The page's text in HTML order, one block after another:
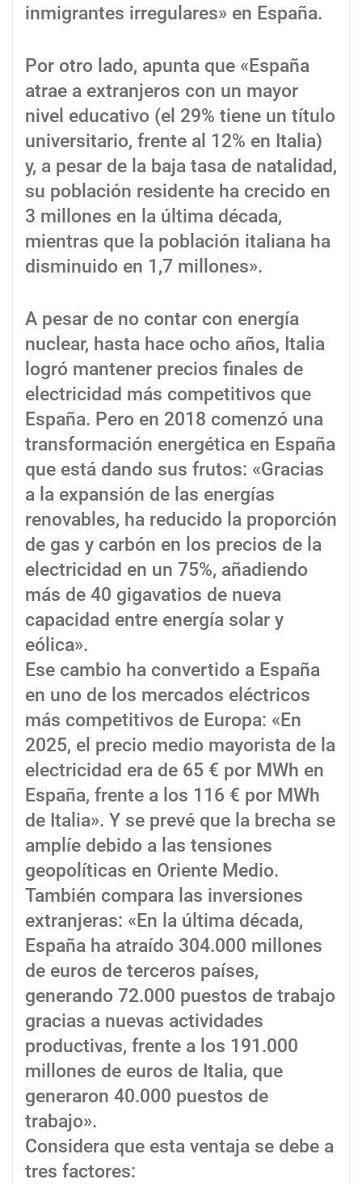
inmigrantes irregulares» en España.
Por otro lado, apunta que «España
atrae a extranjeros con un mayor
nivel educativo (el 29% tiene un título
universitario, frente al 12% en Italia)
y, a pesar de la baja tasa de natalidad,
su población residente ha crecido en
3 millones en la última década,
mientras que la población italiana ha
disminuido en 1,7 millones».
A pesar de no contar con energía
nuclear, hasta hace ocho años, Italia
logró mantener precios finales de
electricidad más competitivos que
España. Pero en 2018 comenzó una
transformación energética en España
que está dando sus frutos: «Gracias
a la expansión de las energías
renovables, ha reducido la proporción
de gas y carbón en los precios de la
electricidad en un 75%, añadiendo
más de 40 gigavatios de nueva
capacidad entre energía solar y
eólica».
Ese cambio ha convertido a España
en uno de los mercados eléctricos
más competitivos de Europa: «En
2025, el precio medio mayorista de la
electricidad era de 65 € por MWh en
España, frente a los 116 € por MWh
de Italia». Y se prevé que la brecha se
amplíe debido a las tensiones
geopolíticas en Oriente Medio.
También compara las inversiones
extranjeras: «En la última década,
España ha atraído 304.000 millones
de euros de terceros países,
generando 72.000 puestos de trabajo
gracias a nuevas actividades
productivas, frente a los 191.000
millones de euros de Italia, que
generaron 40.000 puestos de
trabajo».
Considera que esta ventaja se debe a
tres factores: